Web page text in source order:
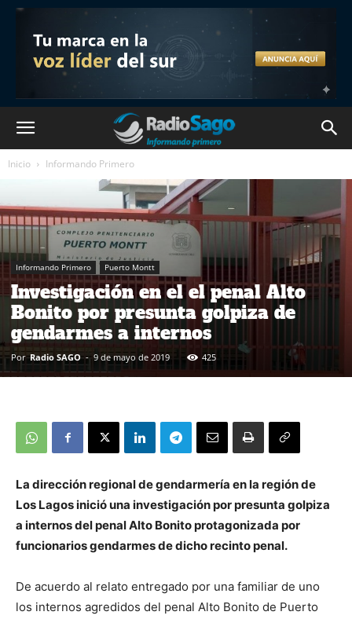
Inicio Informando Primero
Informando Primero Puerto Montt
Investigación en el el penal Alto
Bonito por presunta golpiza de
gendarmes a internos
Por Radio SAGO - 9 de mayo de 2019 425
La dirección regional de gendarmería en la región de
Los Lagos inició una investigación por presunta golpiza
a internos del penal Alto Bonito protagonizada por
funcionarios gendarmes de dicho recinto penal.
De acuerdo al relato entregado por una familiar de uno
los internos agredidos del penal Alto Bonito de Puerto